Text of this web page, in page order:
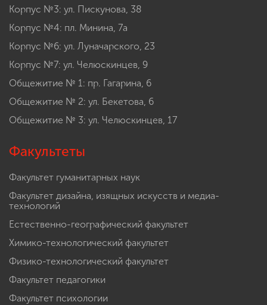
Корпус №3: ул. Пискунова, 38
Корпус №4: пл. Минина, 7а
Корпус №6: ул. Луначарского, 23
Корпус №7: ул. Челюскинцев, 9
Общежитие № 1: пр. Гагарина, 6
Общежитие № 2: ул. Бекетова, 6
Общежитие № 3: ул. Челюскинцев, 17
Факультеты
Факультет гуманитарных наук
Факультет дизайна, изящных искусств и медиа-
технологий
Естественно-географический факультет
Химико-технологический факультет
Физико-технологический факультет
Факультет педагогики
Факультет психологии